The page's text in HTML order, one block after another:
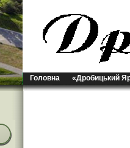
Головна «Дробицький